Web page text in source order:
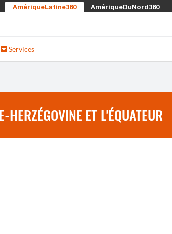
AmériqueLatine360 AmériqueDuNord360
Services
ET L'ÉQUATEUR